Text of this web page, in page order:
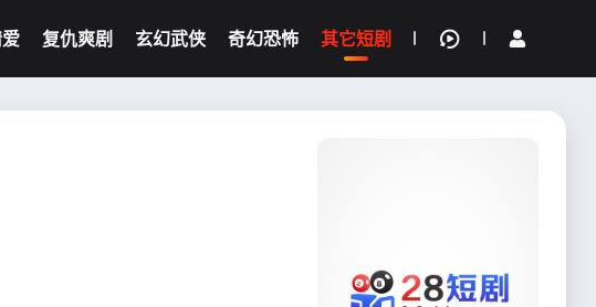
复仇爽剧 玄幻武侠 奇幻恐怖 其它短剧
我的观影记录